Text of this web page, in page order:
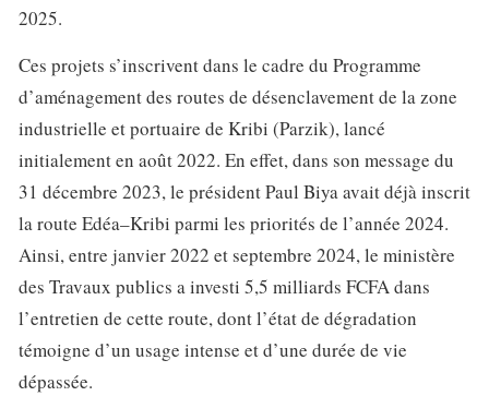
2025.
Ces projets s’inscrivent dans le cadre du Programme
d’aménagement des routes de désenclavement de la zone
industrielle et portuaire de Kribi (Parzik), lancé
initialement en août 2022. En effet, dans son message du
31 décembre 2023, le président Paul Biya avait déjà inscrit
la route Edéa–Kribi parmi les priorités de l’année 2024.
Ainsi, entre janvier 2022 et septembre 2024, le ministère
des Travaux publics a investi 5,5 milliards FCFA dans
l’entretien de cette route, dont l’état de dégradation
témoigne d’un usage intense et d’une durée de vie
dépassée.